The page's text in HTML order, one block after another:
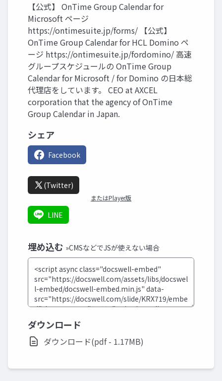
【公式】 OnTime Group Calendar for
Microsoft ページ
https://ontimesuite.jp/forms/ 【公式】
OnTime Group Calendar for HCL Domino ペ
ージ https://ontimesuite.jp/fordomino/ 高速
グループスケジュールの OnTime Group
Calendar for Microsoft / for Domino の日本総
代理店をしています。 CEO at AXCEL
corporation that the agency of OnTime
Group Calendar in Japan.
シェア
Facebook
(Twitter)
またはPlayer版
LINE
埋め込む »CMSなどでJSが使えない場合
ダウンロード
ダウンロード(pdf - 1.17MB)